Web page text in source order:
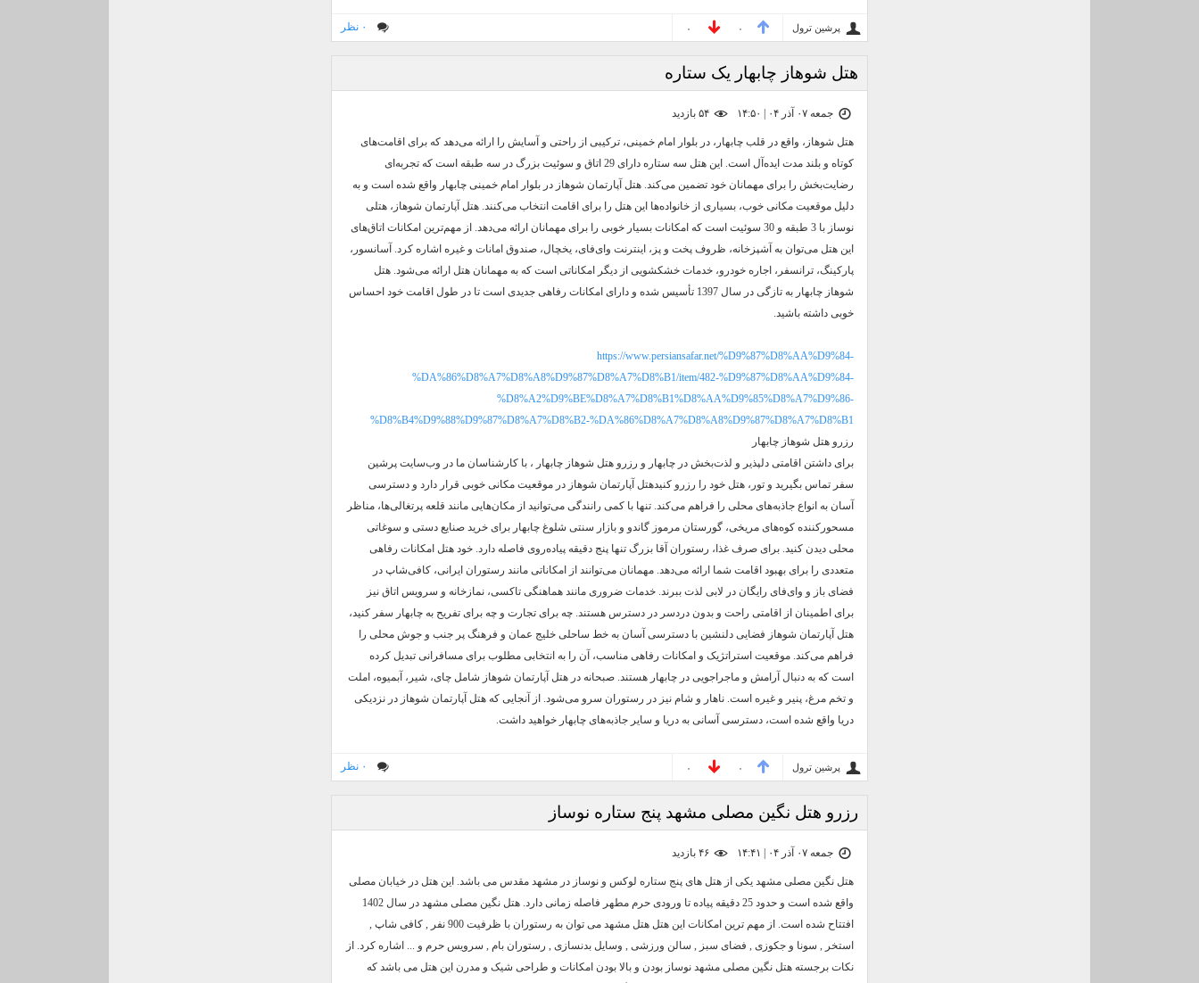
پرشین ترول ۰ ۰ ۰ نظر
هتل شوهاز چابهار یک ستاره
جمعه ۰۷ آذر ۰۴ | ۱۴:۵۰ ۵۴ بازديد
هتل شوهاز، واقع در قلب چابهار، در بلوار امام خمینی، ترکیبی از راحتی و آسایش را ارائه می‌دهد که برای اقامت‌های
کوتاه و بلند مدت ایده‌آل است. این هتل سه ستاره دارای 29 اتاق و سوئیت بزرگ در سه طبقه است که تجربه‌ای
رضایت‌بخش را برای مهمانان خود تضمین می‌کند. هتل آپارتمان شوهاز در بلوار امام خمینی چابهار واقع شده است و به
دلیل موقعیت مکانی خوب، بسیاری از خانواده‌ها این هتل را برای اقامت انتخاب می‌کنند. هتل آپارتمان شوهاز، هتلی
نوساز با 3 طبقه و 30 سوئیت است که امکانات بسیار خوبی را برای مهمانان ارائه می‌دهد. از مهم‌ترین امکانات اتاق‌های
این هتل می‌توان به آشپزخانه، ظروف پخت و پز، اینترنت وای‌فای، یخچال، صندوق امانات و غیره اشاره کرد. آسانسور،
پارکینگ، ترانسفر، اجاره خودرو، خدمات خشکشویی از دیگر امکاناتی است که به مهمانان هتل ارائه می‌شود. هتل
شوهاز چابهار به تازگی در سال 1397 تأسیس شده و دارای امکانات رفاهی جدیدی است تا در طول اقامت خود احساس
خوبی داشته باشید.
https://www.persiansafar.net/%D9%87%D8%AA%D9%84-
%DA%86%D8%A7%D8%A8%D9%87%D8%A7%D8%B1/item/482-%D9%87%D8%AA%D9%84-
%D8%A2%D9%BE%D8%A7%D8%B1%D8%AA%D9%85%D8%A7%D9%86-
%D8%B4%D9%88%D9%87%D8%A7%D8%B2-%DA%86%D8%A7%D8%A8%D9%87%D8%A7%D8%B1
رزرو هتل شوهاز چابهار
برای داشتن اقامتی دلپذیر و لذت‌بخش در چابهار و رزرو هتل شوهاز چابهار ، با کارشناسان ما در وب‌سایت پرشین
سفر تماس بگیرید و تور، هتل خود را رزرو کنیدهتل آپارتمان شوهاز در موقعیت مکانی خوبی قرار دارد و دسترسی
آسان به انواع جاذبه‌های محلی را فراهم می‌کند. تنها با کمی رانندگی می‌توانید از مکان‌هایی مانند قلعه پرتغالی‌ها، مناظر
مسحورکننده کوه‌های مریخی، گورستان مرموز گاندو و بازار سنتی شلوغ چابهار برای خرید صنایع دستی و سوغاتی
محلی دیدن کنید. برای صرف غذا، رستوران آقا بزرگ تنها پنج دقیقه پیاده‌روی فاصله دارد. خود هتل امکانات رفاهی
متعددی را برای بهبود اقامت شما ارائه می‌دهد. مهمانان می‌توانند از امکاناتی مانند رستوران ایرانی، کافی‌شاپ در
فضای باز و وای‌فای رایگان در لابی لذت ببرند. خدمات ضروری مانند هماهنگی تاکسی، نمازخانه و سرویس اتاق نیز
برای اطمینان از اقامتی راحت و بدون دردسر در دسترس هستند. چه برای تجارت و چه برای تفریح ​​به چابهار سفر کنید،
هتل آپارتمان شوهاز فضایی دلنشین با دسترسی آسان به خط ساحلی خلیج عمان و فرهنگ پر جنب و جوش محلی را
فراهم می‌کند. موقعیت استراتژیک و امکانات رفاهی مناسب، آن را به انتخابی مطلوب برای مسافرانی تبدیل کرده
است که به دنبال آرامش و ماجراجویی در چابهار هستند. صبحانه در هتل آپارتمان شوهاز شامل چای، شیر، آبمیوه، املت
و تخم مرغ، پنیر و غیره است. ناهار و شام نیز در رستوران سرو می‌شود. از آنجایی که هتل آپارتمان شوهاز در نزدیکی
دریا واقع شده است، دسترسی آسانی به دریا و سایر جاذبه‌های چابهار خواهید داشت.
پرشین ترول ۰ ۰ ۰ نظر
رزرو هتل نگین مصلی مشهد پنج ستاره نوساز
جمعه ۰۷ آذر ۰۴ | ۱۴:۴۱ ۴۶ بازديد
هتل نگین مصلی مشهد یکی از هتل های پنج ستاره لوکس و نوساز در مشهد مقدس می باشد. این هتل در خیابان مصلی
واقع شده است و حدود 25 دقیقه پیاده تا ورودی حرم مطهر فاصله زمانی دارد. هتل نگین مصلی مشهد در سال 1402
افتتاح شده است. از مهم ترین امکانات این هتل هتل مشهد می توان به رستوران با ظرفیت 900 نفر , کافی شاپ ,
استخر , سونا و جکوزی , فضای سبز , سالن ورزشی , وسایل بدنسازی , رستوران بام , سرویس حرم و ... اشاره کرد. از
نکات برجسته هتل نگین مصلی مشهد نوساز بودن و بالا بودن امکانات و طراحی شیک و مدرن این هتل می باشد که